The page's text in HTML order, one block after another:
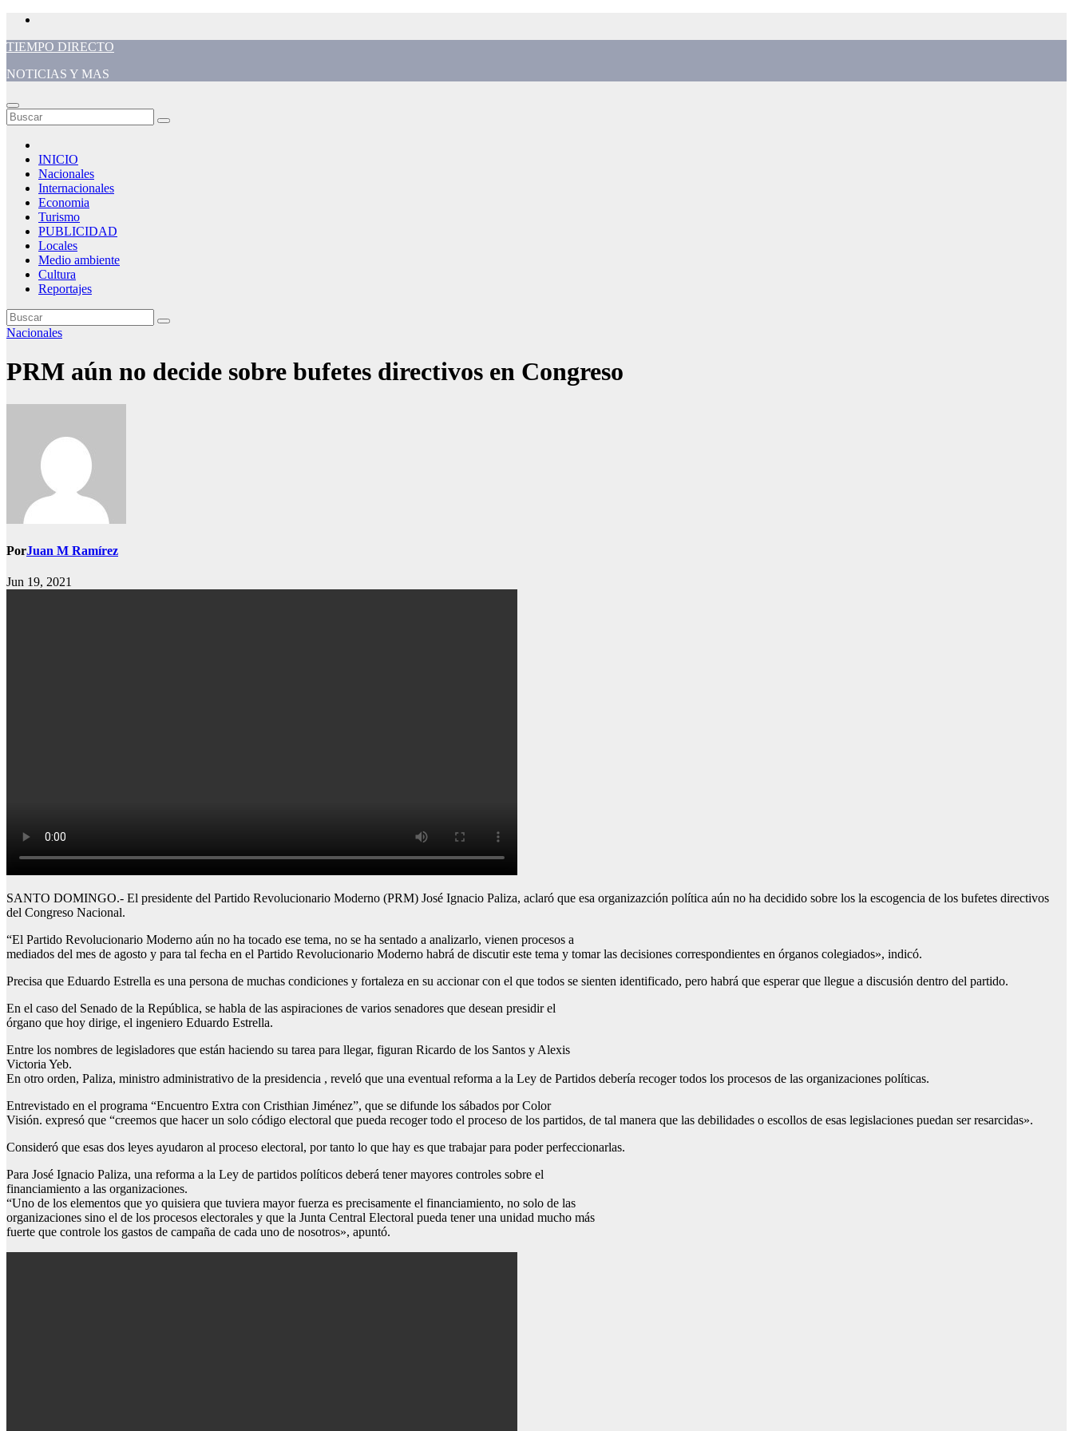
Saltar
contenido
TIEMPO DIRECTO
NOTICIAS Y MAS
INICIO
Nacionales
Internacionales
Economia
Turismo
PUBLICIDAD
Locales
Medio ambiente
Cultura
Reportajes
Nacionales
PRM aún no decide sobre bufetes directivos en Congreso
PorJuan M Ramírez
Jun 19, 2021
SANTO DOMINGO.- El presidente del Partido Revolucionario Moderno (PRM) José Ignacio Paliza, aclaró que esa organizazción política aún no ha decidido sobre los la escogencia de los bufetes directivos
del Congreso Nacional.
“El Partido Revolucionario Moderno aún no ha tocado ese tema, no se ha sentado a analizarlo, vienen procesos a
mediados del mes de agosto y para tal fecha en el Partido Revolucionario Moderno habrá de discutir este tema y tomar las decisiones correspondientes en órganos colegiados», indicó.
Precisa que Eduardo Estrella es una persona de muchas condiciones y fortaleza en su accionar con el que todos se sienten identificado, pero habrá que esperar que llegue a discusión dentro del partido.
En el caso del Senado de la República, se habla de las aspiraciones de varios senadores que desean presidir el
órgano que hoy dirige, el ingeniero Eduardo Estrella.
Entre los nombres de legisladores que están haciendo su tarea para llegar, figuran Ricardo de los Santos y Alexis
Victoria Yeb.
En otro orden, Paliza, ministro administrativo de la presidencia , reveló que una eventual reforma a la Ley de Partidos debería recoger todos los procesos de las organizaciones políticas.
Entrevistado en el programa “Encuentro Extra con Cristhian Jiménez”, que se difunde los sábados por Color
Visión. expresó que “creemos que hacer un solo código electoral que pueda recoger todo el proceso de los partidos, de tal manera que las debilidades o escollos de esas legislaciones puedan ser resarcidas».
Consideró que esas dos leyes ayudaron al proceso electoral, por tanto lo que hay es que trabajar para poder perfeccionarlas.
Para José Ignacio Paliza, una reforma a la Ley de partidos políticos deberá tener mayores controles sobre el
financiamiento a las organizaciones.
“Uno de los elementos que yo quisiera que tuviera mayor fuerza es precisamente el financiamiento, no solo de las
organizaciones sino el de los procesos electorales y que la Junta Central Electoral pueda tener una unidad mucho más
fuerte que controle los gastos de campaña de cada uno de nosotros», apuntó.